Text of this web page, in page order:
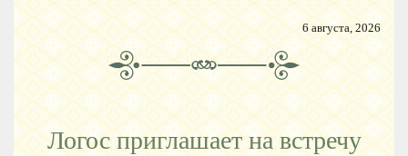
6 августа, 2026
Логос приглашает на встречу